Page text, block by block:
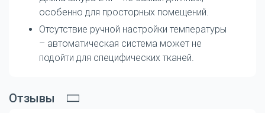
особенно для просторных помещений.
Отсутствие ручной настройки температуры
– автоматическая система может не
подойти для специфических тканей.
Отзывы